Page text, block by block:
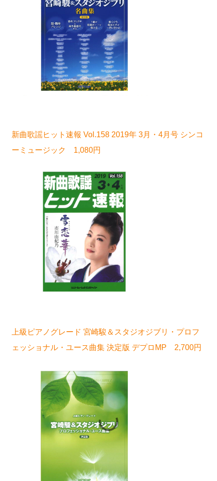
新曲歌謡ヒット速報 Vol.158 2019年 3月・4月号 シンコ
ーミュージック 1,080円
上級ピアノグレード 宮崎駿＆スタジオジブリ・プロフ
ェッショナル・ユース曲集 決定版 デプロMP 2,700円